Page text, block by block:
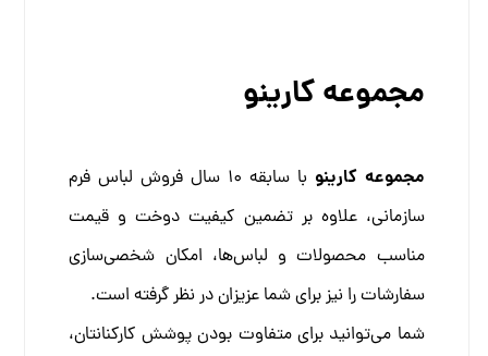
مجموعه کارینو
مجموعه کارینو
با سابقه 10 سال فروش لباس فرم
سازمانی، علاوه بر تضمین کیفیت دوخت و قیمت
مناسب محصولات و لباس‌ها، امکان شخصی‌سازی
سفارشات را نیز برای شما عزیزان در نظر گرفته است.
شما می‌توانید برای متفاوت بودن پوشش کارکنانتان،